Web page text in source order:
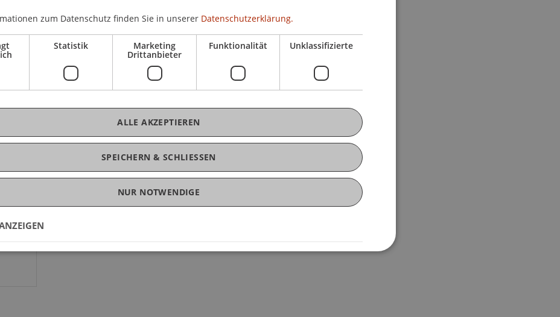
zum Datenschutz finden Sie in unserer Datenschutzerklärung.
Statistik Marketing
Drittanbieter
Funktionalität Unklassifizierte
SPEICHERN & SCHLIESSEN
ALLE AKZEPTIEREN
NUR NOTWENDIGE